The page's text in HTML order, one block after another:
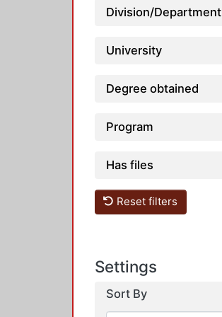
Division/Department
University
Degree obtained
Program
Has files
Reset filters
Settings
Sort By